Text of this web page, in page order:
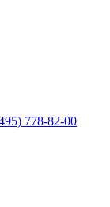
778-82-00